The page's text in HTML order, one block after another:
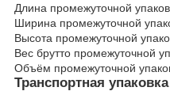
Длина промежуточной
Ширина промежуточной
Высота промежуточной
Вес брутто промежуточной
Объём промежуточной
Транспортная упаковка